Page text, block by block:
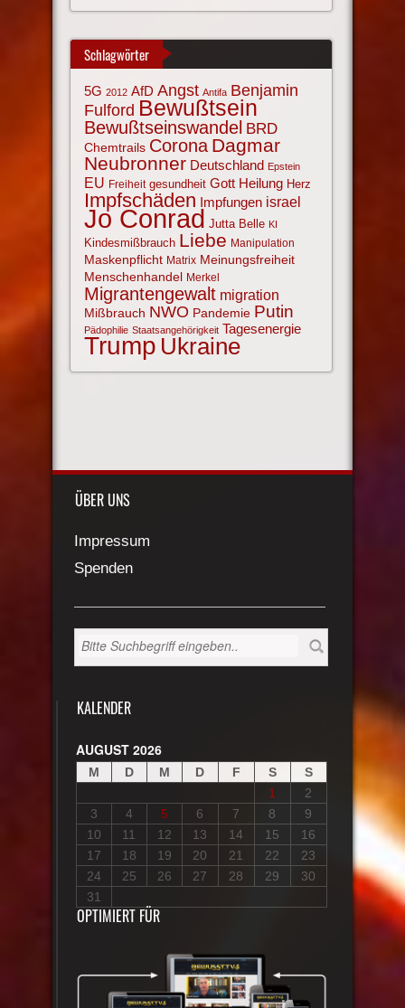
Schlagwörter
5G 2012 AfD Angst Antifa Benjamin
Fulford Bewußtsein
Bewußtseinswandel BRD
Chemtrails Corona Dagmar
Neubronner Deutschland Epstein
EU Freiheit gesundheit Gott Heilung Herz
Impfschäden Impfungen israel
Jo Conrad Jutta Belle KI
Kindesmißbrauch Liebe Manipulation
Maskenpflicht Matrix Meinungsfreiheit
Menschenhandel Merkel
Migrantengewalt migration
Mißbrauch NWO Pandemie Putin
Pädophilie Staatsangehörigkeit Tagesenergie
Trump Ukraine
ÜBER UNS
Impressum
Spenden
KALENDER
AUGUST 2026
M D M D F S
S
1
2
3
4 5 6 7 8
9
10
11 12 13 14 15
16
17
18 19 20 21 22
23
24
25 26 27 28 29
30
31
OPTIMIERT FÜR